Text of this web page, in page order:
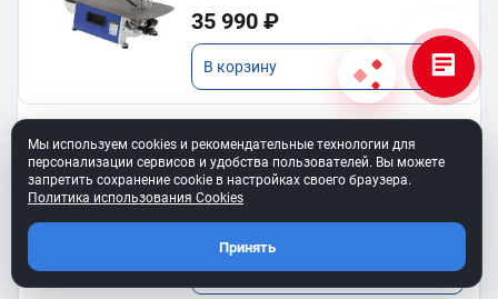
35 990 ₽
В корзину
Ремень клиновой A-450
для BELMASH TS-250SТ
550 ₽
В корзину
Мы используем cookies и рекомендательные технологии для
персонализации сервисов и удобства пользователей. Вы можете
запретить сохранение cookie в настройках своего браузера.
Политика использования Cookies
Принять